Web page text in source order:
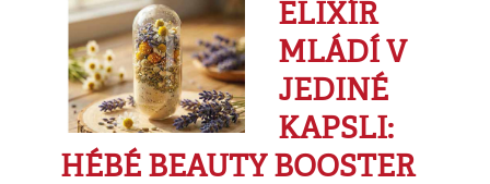
ELIXÍR
MLÁDÍ V
JEDINÉ
KAPSLI:
HÉBÉ BEAUTY BOOSTER